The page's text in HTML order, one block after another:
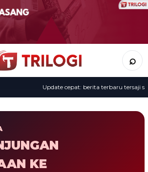
⌕
Update cepat: berita terbaru tersaji
KE